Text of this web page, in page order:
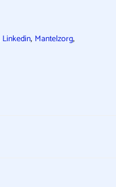
Linkedin, Mantelzorg,